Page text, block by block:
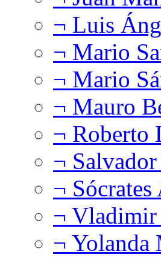
¬ Luis
¬ Mario
¬ Mario
¬ Mauro
¬ Roberto
¬ Salvador
¬
¬ Vladimir
¬ Yolanda